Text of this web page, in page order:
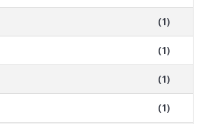
(1)
(1)
(1)
(1)